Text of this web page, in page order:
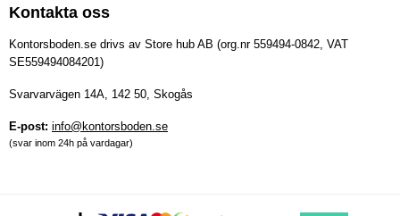
Kontakta oss
Kontorsboden.se drivs av Store hub AB (org.nr 559494-0842, VAT
SE559494084201)
Svarvarvägen 14A, 142 50, Skogås
E-post: info@kontorsboden.se
(svar inom 24h på vardagar)